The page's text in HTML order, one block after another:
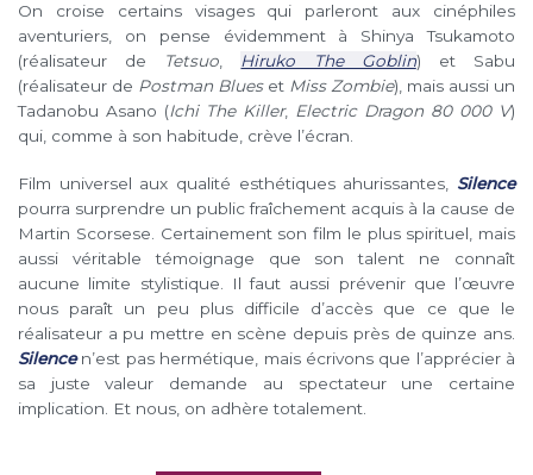
On croise certains visages qui parleront aux cinéphiles
aventuriers, on pense évidemment à Shinya Tsukamoto
(réalisateur de
Tetsuo, Hiruko The Goblin) et Sabu
(réalisateur de Postman Blueset Miss Zombie), mais aussi un
Tadanobu Asano (Ichi The Killer, Electric Dragon 80 000 V)
qui, comme à son habitude, crève l’écran.
Film universel aux qualité esthétiques ahurissantes, Silence
pourra surprendre un public fraîchement acquis à la cause de
Martin Scorsese. Certainement son film le plus spirituel, mais
aussi véritable témoignage que son talent ne connaît
aucune limite stylistique. Il faut aussi prévenir que l’œuvre
nous paraît un peu plus difficile d’accès que ce que le
réalisateur a pu mettre en scène depuis près de quinze ans.
Silence n’est pas hermétique, mais écrivons que l’apprécier à
sa juste valeur demande au spectateur une certaine
implication. Et nous, on adhère totalement.